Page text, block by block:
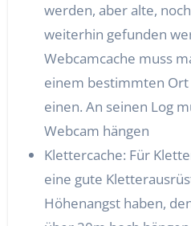
werden, aber alte,
weiterhin gefunden
Webcamcache muss
einem bestimmten
einen. An seinen Log
Webcam hängen
Klettercache: Für
eine gute
Höhenangst haben,